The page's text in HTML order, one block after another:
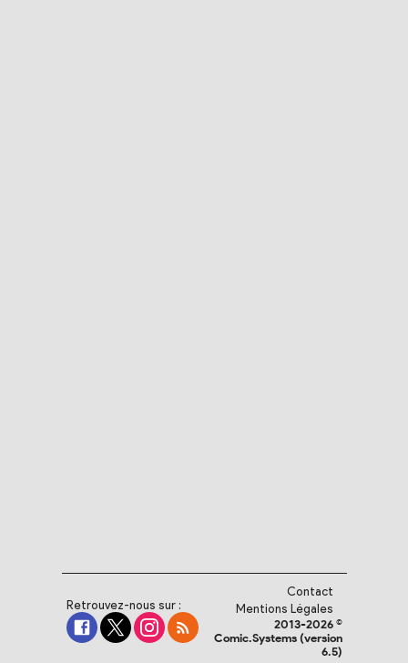
Retrouvez-nous sur :
Contact
Mentions Légales
2013-2026 ©
Comic.Systems (version
6.5)